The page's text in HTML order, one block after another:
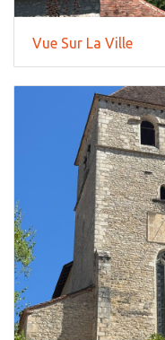
Vue Sur La Ville